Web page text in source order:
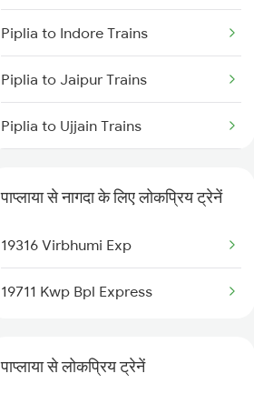
Piplia to Indore Trains
Piplia to Jaipur Trains
Piplia to Ujjain Trains
Piplia to Makshi Trains
पाप्लाया से नागदा के लिए लोकप्रिय ट्रेनें
19316 Virbhumi Exp
19711 Kwp Bpl Express
पाप्लाया से लोकप्रिय ट्रेनें